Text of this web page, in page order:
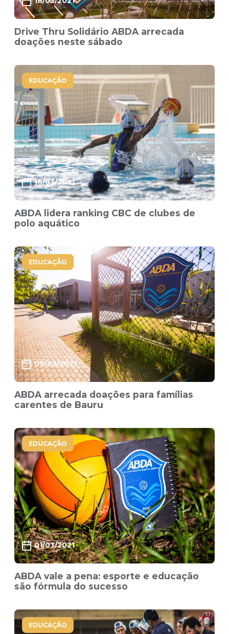
Drive Thru Solidário ABDA arrecada
doações neste sábado
EDUCAÇÃO
16/03/2021
ABDA lidera ranking CBC de clubes de
polo aquático
EDUCAÇÃO
09/03/2021
ABDA arrecada doações para famílias
carentes de Bauru
EDUCAÇÃO
01/03/2021
ABDA vale a pena: esporte e educação
são fórmula do sucesso
EDUCAÇÃO